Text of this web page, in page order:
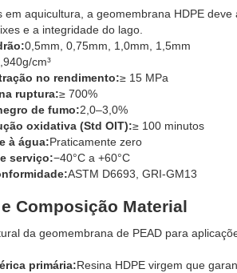
em aquicultura, a geomembrana HDPE
e a integridade do lago.
0,5mm, 0,75mm, 1,0mm, 1,5mm
cm³
no rendimento:≥ 15 MPa
ruptura:≥ 700%
de fumo:2,0–3,0%
oxidativa (Std OIT):≥ 100 minutos
à água:Praticamente zero
serviço:−40°C a +60°C
ASTM D6693, GRI-GM13
Composição Material
da geomembrana de PEAD para
primária:Resina HDPE virgem que